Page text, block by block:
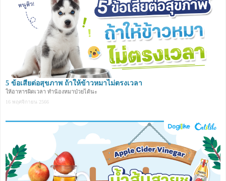
5 ข้อเสียต่อสุขภาพ ถ้าให้ข้าวหมาไม่ตรงเวลา
ให้อาหารผิดเวลา ทำน้องหมาป่วยได้นะ
16 พฤศจิกายน 2566